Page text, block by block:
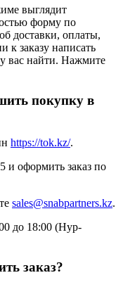
выглядит
форму по
доставки, оплаты,
к заказу написать
вас найти. Нажмите
покупку в
https://tok.kz/.
и оформить заказ по
sales@snabpartners.kz.
до 18:00 (Нур-
заказ?